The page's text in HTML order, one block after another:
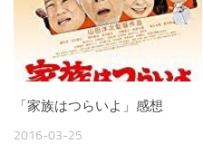
「家族はつらいよ」感想
2016-03-25